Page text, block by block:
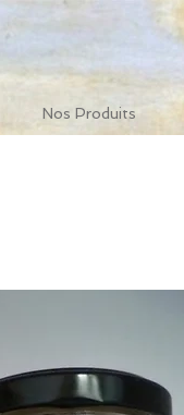
Nos Produits